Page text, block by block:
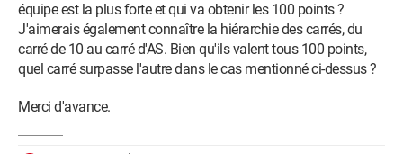
équipe est la plus forte et qui va obtenir les 100 points ?
J'aimerais également connaître la hiérarchie des carrés, du
carré de 10 au carré d'AS. Bien qu'ils valent tous 100 points,
quel carré surpasse l'autre dans le cas mentionné ci-dessus ?
Merci d'avance.